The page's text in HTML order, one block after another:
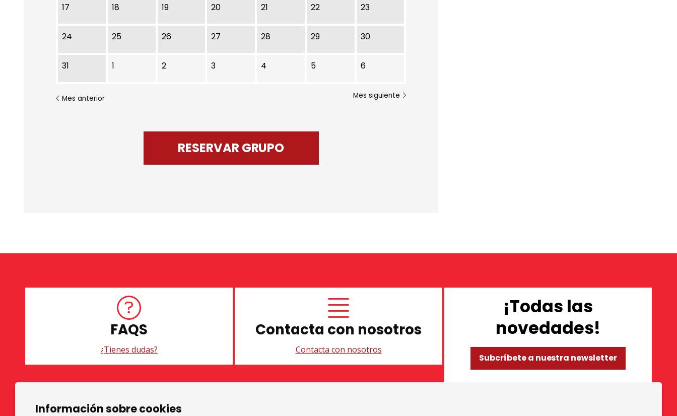
17 18 19 20 21 22 23
24 25 26 27 28 29 30
31 1 2 3 4 5 6
Mes anterior Mes siguiente
RESERVAR GRUPO
FAQS
¿Tienes dudas?
Contacta con nosotros
Contacta con nosotros
¡Todas las
novedades!
Subcríbete a nuestra newsletter
TOP GRUPS TEATRE
Información sobre cookies